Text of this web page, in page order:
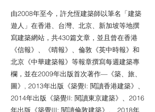
由2008年至今，許允恆建築師以筆名「建築
遊人」在香港、台灣、北京、新加坡等地撰
寫建築網站，共430篇文章，並且曾在香港
《信報》、《晴報》、倫敦《英中時報》和
北京《中華建築報》等報章撰寫每週建築專
欄，並在2009年出版首次著作—《築、旅、
圖》, 2013年出版《築覺I: 閱讀香港建築》、
2014年出版《築覺II: 閱讀東京建築》、2016
年出版《築覺III: 閱讀倫敦建築》、 2018年